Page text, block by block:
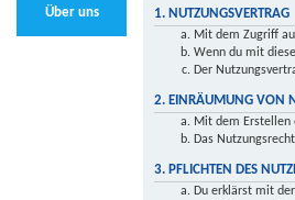
Über uns
1. NUTZUNGSVERTRAG
Mit dem Zugriff
Wenn du mit
Der
2. EINRÄUMUNG VON
Mit dem Erstellen
Das
3. PFLICHTEN DES
Du erklärst mit